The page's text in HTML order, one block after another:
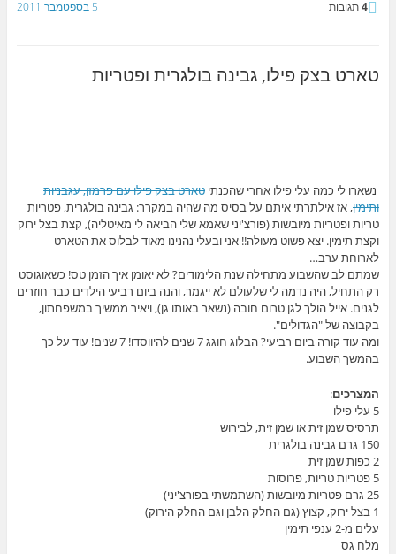
5 בספטמבר 2011 4תגובות
טארט בצק פילו, גבינה בולגרית ופטריות
נשארו לי כמה עלי פילו אחרי שהכנתי טארט בצק פילו עם פרמזן, עגבניות
ותימין, אז אילתרתי איתם על בסיס מה שהיה במקרר: גבינה בולגרית, פטריות
טריות ופטריות מיובשות (פורצ'יני שאמא שלי הביאה לי מאיטליה), קצת בצל ירוק
וקצת תימין. יצא פשוט מעולה!! אני ובעלי נהנינו מאוד לבלוס את הטארט
לארוחת ערב…
שמתם לב שהשבוע מתחילה שנת הלימודים? לא יאומן איך הזמן טס! כשאוגוסט
רק התחיל, היה נדמה לי שלעולם לא ייגמר, והנה ביום רביעי הילדים כבר חוזרים
לגנים. אייל הולך לגן טרום חובה (נשאר באותו גן), ויאיר ממשיך במשפחתון,
בקבוצה של "הגדולים".
ומה עוד קורה ביום רביעי? הבלוג חוגג 7 שנים להיווסדו! 7 שנים! עוד על כך
בהמשך השבוע.
המצרכים:
5 עלי פילו
תרסיס שמן זית או שמן זית, לבירוש
150 גרם גבינה בולגרית
2 כפות שמן זית
5 פטריות טריות, פרוסות
25 גרם פטריות מיובשות (השתמשתי בפורצ'יני)
1 בצל ירוק, קצוץ (גם החלק הלבן וגם החלק הירוק)
עלים מ-2 ענפי תימין
מלח גס